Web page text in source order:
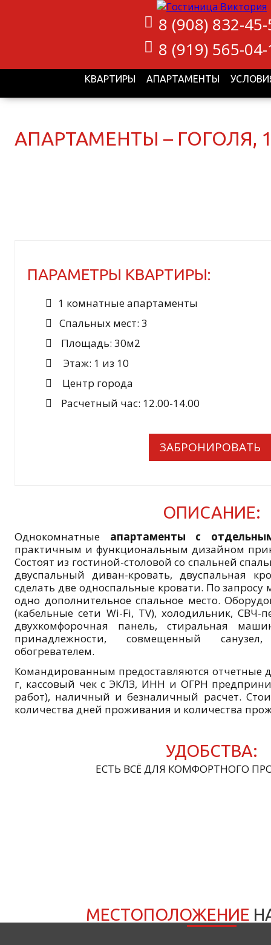
8 (908) 832-
8 (919) 565-
КВАРТИРЫ АПАРТАМЕНТЫ
АПАРТАМЕНТЫ – ГОГОЛЯ,
ПАРАМЕТРЫ КВАРТИРЫ:
1 комнатные апартаменты
Спальных мест: 3
Площадь: 30м2
Этаж: 1 из 10
Центр города
Расчетный час: 12.00-14.00
ЗАБРОНИРОВАТЬ
ОПИСАНИЕ:
Однокомнатные апартаменты с
практичным и функциональным дизайном
Состоят из гостиной-столовой со спальней
двуспальный диван-кровать, двуспальная
сделать две односпальные кровати. По запросу
одно дополнительное спальное место.
(кабельные сети Wi-Fi, TV), холодильник, СВЧ-
двухкомфорочная панель, стиральная
принадлежности, совмещенный
обогревателем.
Командированным предоставляются отчетные
г, кассовый чек с ЭКЛЗ, ИНН и ОГРН
работ), наличный и безналичный расчет.
количества дней проживания и количества
УДОБСТВА:
ЕСТЬ ВСЁ ДЛЯ КОМФОРТНОГО
МЕСТОПОЛОЖЕНИЕ